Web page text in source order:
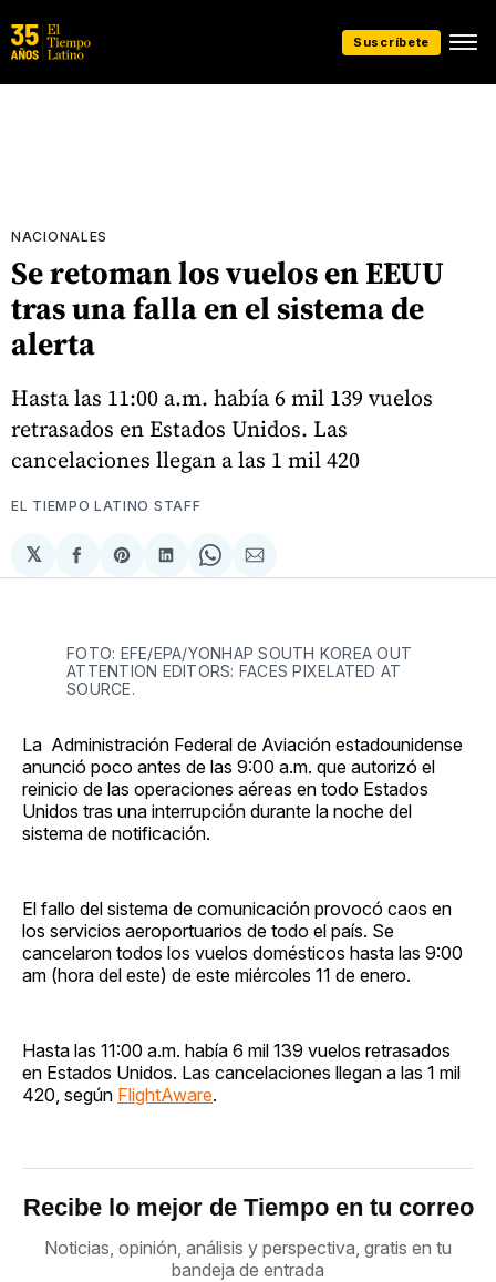
Suscríbete
NACIONALES
Se retoman los vuelos en EEUU
tras una falla en el sistema de
alerta
Hasta las 11:00 a.m. había 6 mil 139 vuelos
retrasados en Estados Unidos. Las
cancelaciones llegan a las 1 mil 420
EL TIEMPO LATINO STAFF
𝕏
Compartir
en
Share
on
Compartir
en
Share
on
Compartir
via
FOTO: EFE/EPA/YONHAP SOUTH KOREA OUT
ATTENTION EDITORS: FACES PIXELATED AT
SOURCE.
La Administración Federal de Aviación estadounidense
anunció poco antes de las 9:00 a.m. que autorizó el
reinicio de las operaciones aéreas en todo Estados
Unidos tras una interrupción durante la noche del
sistema de notificación.
El fallo del sistema de comunicación provocó caos en
los servicios aeroportuarios de todo el país. Se
cancelaron todos los vuelos domésticos hasta las 9:00
am (hora del este) de este miércoles 11 de enero.
Hasta las 11:00 a.m. había 6 mil 139 vuelos retrasados
en Estados Unidos. Las cancelaciones llegan a las 1 mil
420, según FlightAware.
Recibe lo mejor de Tiempo en tu correo
Noticias, opinión, análisis y perspectiva, gratis en tu
bandeja de entrada